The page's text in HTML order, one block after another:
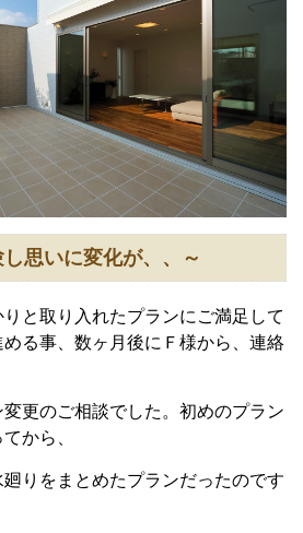
思いに変化が、、～
と取り入れたプランにご満足して
る事、数ヶ月後にＦ様から、連絡
更のご相談でした。 初めのプラン
から、
りをまとめたプランだったのです